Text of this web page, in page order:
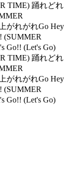
TIME) 踊れどれ
がれがれGo Hey
(SUMMER
Go!! (Let's Go)
TIME) 踊れどれ
がれがれGo Hey
(SUMMER
Go!! (Let's Go)